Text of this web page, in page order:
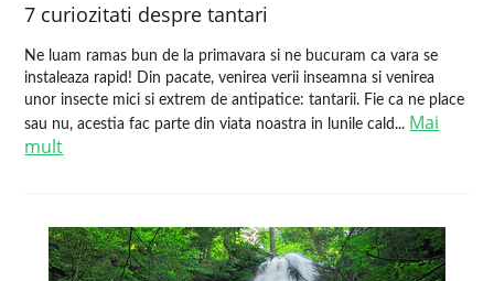
7 curiozitati despre tantari
Ne luam ramas bun de la primavara si ne bucuram ca vara se
instaleaza rapid! Din pacate, venirea verii inseamna si venirea
unor insecte mici si extrem de antipatice: tantarii. Fie ca ne place
sau nu, acestia fac parte din viata noastra in lunile cald... Mai
mult